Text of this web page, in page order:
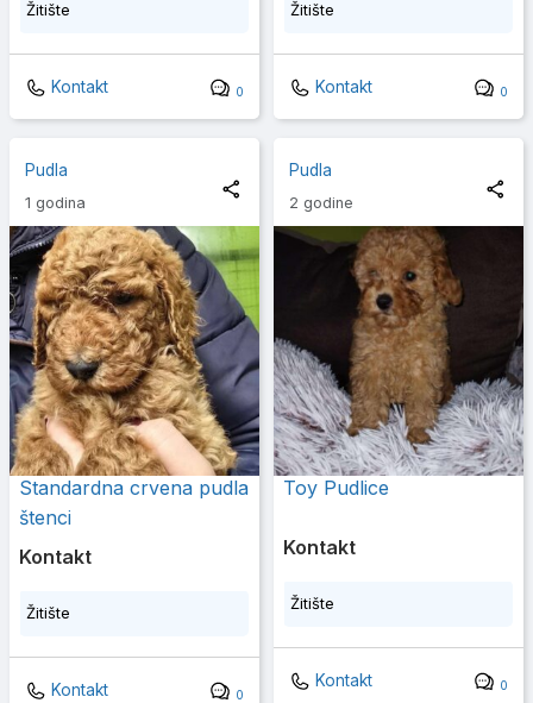
Žitište
Kontakt 0
Žitište
Kontakt 0
Pudla
1 godina
Standardna crvena pudla
štenci
Kontakt
Žitište
Kontakt 0
Pudla
2 godine
Toy Pudlice
Kontakt
Žitište
Kontakt 0